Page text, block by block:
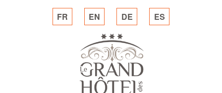
FR EN DE ES